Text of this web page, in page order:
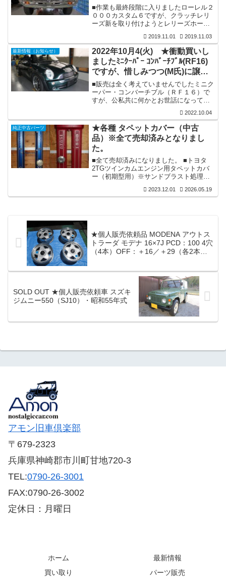
及び塔載を行いました。
■作業も最終段階に入りましたローレル２
０００カスタム６ですが、クラッチレリ
ーズ新を取り付けようとレリーズホーク
ん。ミッションがついたままの状態にな
っています。恐らくクラッチベアリング
関連のサイズ違いを装着してしまったの
か(?_?)。２度手間にはなりますが、一旦
ミッションを降ろして確認する事にいた
しました。やはり、スリーブベアリング
のサイズ違いを装着していました。幸い
にも、前オーナー様より頂いた中古部品
関連の中に元来付いていたであろうと思
2019.11.01 2019.11.03
最新情報（お知らせ）
2022年10月4(火) ★衝動買いし
ましたﾐﾆｸｰﾊﾟｰ ｺﾝﾊﾞｰﾁﾌﾞﾙ(RF16)
ですが、惜しみつつ(M氏)に譲
渡。
■販売は全く考えていませんでしたミニク
ーパー・コンバーチブル（ＲＦ１６）で
すが、公私共に何かとお世話になってお
記事を見られ早々にご来店。そして、こ
のミニを譲って欲しいと懇願。その熱意
に根負けして売却を承諾しました。そし
て早々に（本日）親しくされている車屋
さんと積載車でお越しいただき引き取ら
れて行きました。■2022年9月17(土) ★
足回り点検・整備が一先ず完了しまし
た。⇩■あまりにも車高が低く、これでは
最低地上高が確保できていませんので
2022.10.04
純正中古パーツ
★各種 タペットカバー（中古
品）※全て売却済みとなりまし
た。
■全て売却済みになりました。 ■トヨタ
2TGツインカムエンジン用タペットカバ
ー（初期型用）※サンドブラスト処理後
インカムエンジン用タペットカバー（中
⇩ SOLD OUT■トヨタ 18RGツインカ
ムエンジン用タペットカバー※サンドブ
ラスト処理後塗装済み ⇩ SOLD
OUT■...
2023.12.01 2026.05.19
★個人販売依頼品 MODENA アウトス
トラーダ モデナ 16×7J PCD：100 4穴
（4本）OFF：＋16／＋29（各2本）
SOLD OUT ★個人販売依頼車 スズキ
ジムニー550（SJ10）・昭和55年式
アモン旧車倶楽部
〒679-2323
兵庫県神崎郡市川町甘地720-3
TEL:0790-26-3001
FAX:0790-26-3002
定休日：月曜日
ホーム
最新情報
買い取り
パーツ販売